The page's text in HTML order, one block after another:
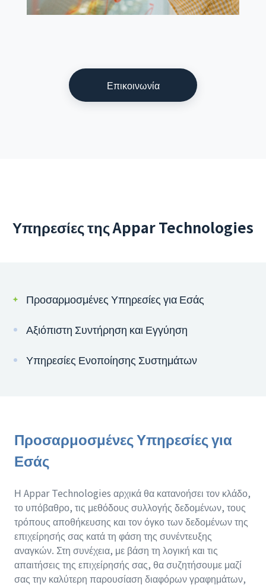
Επικοινωνία
Υπηρεσίες της Appar Technologies
Προσαρμοσμένες Υπηρεσίες για Εσάς
Αξιόπιστη Συντήρηση και Εγγύηση
Υπηρεσίες Ενοποίησης Συστημάτων
Προσαρμοσμένες Υπηρεσίες για
Εσάς
Η Appar Technologies αρχικά θα κατανοήσει τον κλάδο,
το υπόβαθρο, τις μεθόδους συλλογής δεδομένων, τους
τρόπους αποθήκευσης και τον όγκο των δεδομένων της
επιχείρησής σας κατά τη φάση της συνέντευξης
αναγκών. Στη συνέχεια, με βάση τη λογική και τις
απαιτήσεις της επιχείρησής σας, θα συζητήσουμε μαζί
σας την καλύτερη παρουσίαση διαφόρων γραφημάτων,